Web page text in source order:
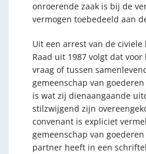
onroerende zaak is bij de
vermogen toebedeeld aan
Uit een arrest van de civiele
Raad uit 1987 volgt dat
vraag of tussen
gemeenschap van
is wat zij dienaangaande
stilzwijgend zijn
convenant is expliciet
gemeenschap van
partner heeft in een